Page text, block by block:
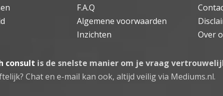
F.A.Q
Algemene voorwaarden
Inzichten Over
consult is de snelste manier om je vraag
Chat en e-mail kan ook, altijd veilig via Mediums.nl.